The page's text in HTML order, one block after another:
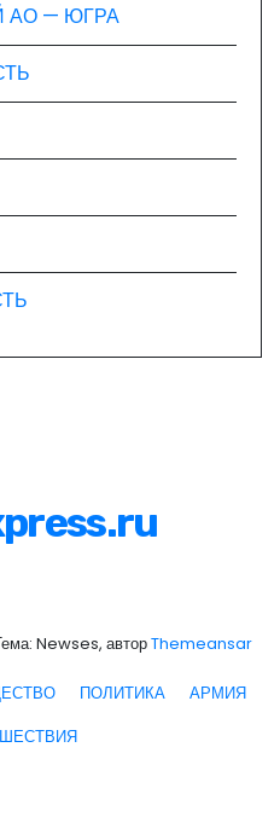
АО — ЮГРА
Newses, авторThemeansar
ПОЛИТИКА
АРМИЯ